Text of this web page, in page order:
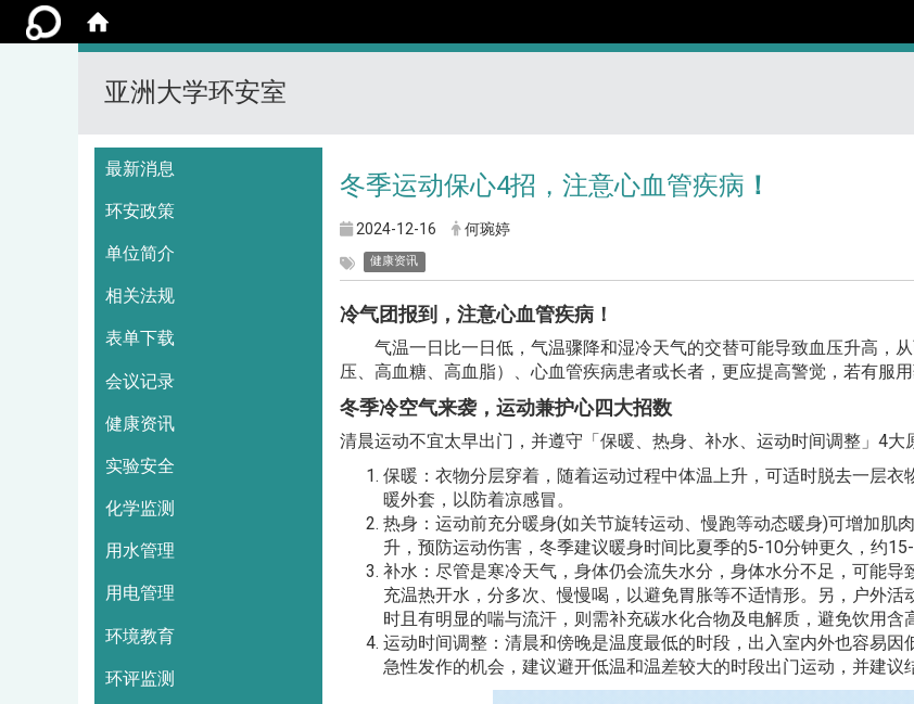
亚洲大学环安室
最新消息
环安政策
单位简介
相关法规
表单下载
会议记录
健康资讯
实验安全
化学监测
用水管理
用电管理
环境教育
环评监测
冬季运动保心4招，注意心血管疾病 ！
2024-12-16 何琬婷
健康资讯
冷气团报到，注意心血管疾病！
气温一日比一日低，气温骤降和湿冷天气的交替可能导致血压升高，
压、高血糖、高血脂）、心血管疾病患者或长者，更应提高警觉，若有服用
冬季冷空气来袭，运动兼护心四大招数
清晨运动不宜太早出门，并遵守「保暖、热身、补水、运动时间调整」4大
保暖：衣物分层穿着，随着运动过程中体温上升，可适时脱去一层
暖外套，以防着凉感冒。
热身：运动前充分暖身(如关节旋转运动、慢跑等动态暖身)可增加肌
升，预防运动伤害，冬季建议暖身时间比夏季的5-10分钟更久，约15-
补水：尽管是寒冷天气，身体仍会流失水分，身体水分不足，可能
充温热开水，分多次、慢慢喝，以避免胃胀等不适情形。另，户外
时且有明显的喘与流汗，则需补充碳水化合物及电解质，避免饮用含
运动时间调整：清晨和傍晚是温度最低的时段，出入室内外也容易
急性发作的机会，建议避开低温和温差较大的时段出门运动，并建议